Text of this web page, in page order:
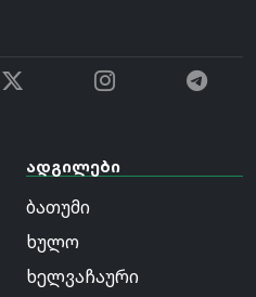
ადგილები
ბათუმი
ხულო
ხელვაჩაური